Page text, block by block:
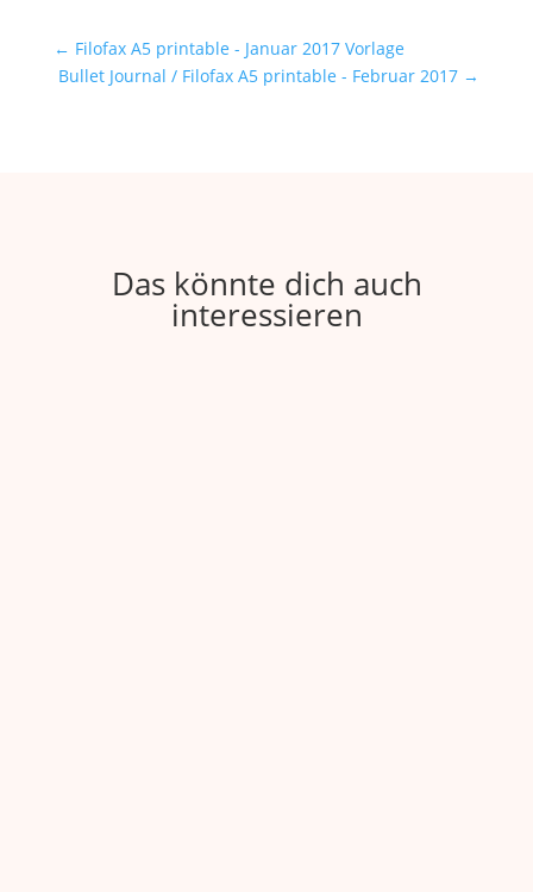
← Filofax A5 printable - Januar 2017 Vorlage
Bullet Journal / Filofax A5 printable - Februar 2017 →
Das könnte dich auch
interessieren